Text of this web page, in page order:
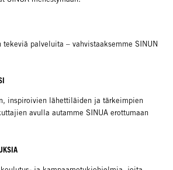
tekeviä palveluita – vahvistaaksemme SINUN
inspiroivien lähettiläiden ja tärkeimpien
avulla autamme SINUA erottumaan